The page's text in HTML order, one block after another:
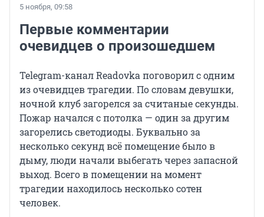
5 ноября, 09:58
Первые комментарии
очевидцев о произошедшем
Telegram-канал Readovka поговорил с одним
из очевидцев трагедии. По словам девушки,
ночной клуб загорелся за считаные секунды.
Пожар начался с потолка — один за другим
загорелись светодиоды. Буквально за
несколько секунд всё помещение было в
дыму, люди начали выбегать через запасной
выход. Всего в помещении на момент
трагедии находилось несколько сотен
человек.